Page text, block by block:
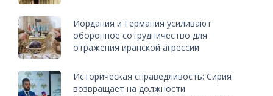
Иордания и Германия усиливают
оборонное сотрудничество для
отражения иранской агрессии
Историческая справедливость: Сирия
возвращает на должности